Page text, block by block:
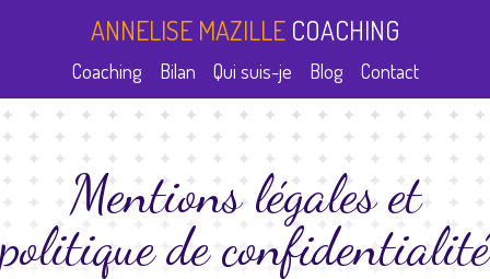
ANNELISE MAZILLE COACHING
Coaching Bilan Qui suis-je Blog Contact
Mentions légales et
politique de confidentialité